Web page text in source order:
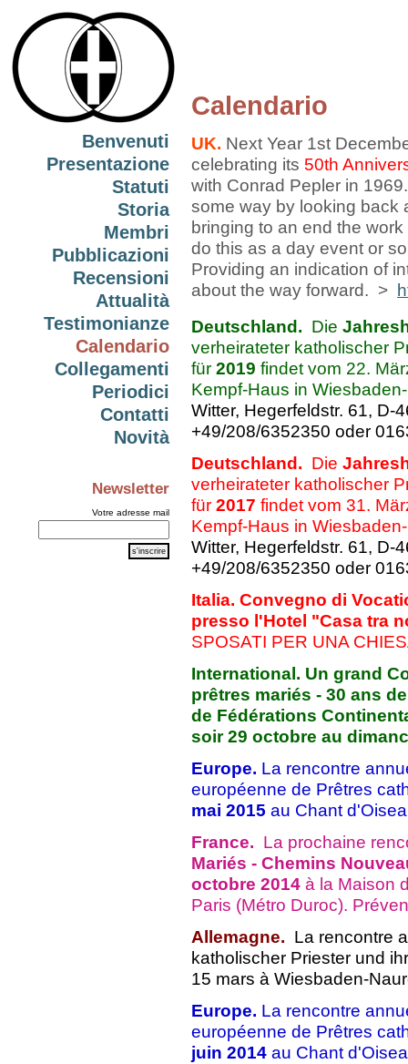
Benvenuti
Presentazione
Statuti
Storia
Membri
Pubblicazioni
Recensioni
Attualità
Testimonianze
Calendario
Collegamenti
Periodici
Contatti
Novità
Newsletter
Votre adresse mail
Calendario
UK. Next Year 1st
celebrating its 50th
with Conrad Pepler in
some way by looking back
bringing to an end the
do this as a day event or
Providing an indication of
about the way forward. >
Deutschland. Die
verheirateter katholischer
für 2019 findet vom 22.
Kempf-Haus in
Witter, Hegerfeldstr. 61, D-
+49/208/6352350 oder
Deutschland. Die
verheirateter katholischer
für 2017 findet vom 31.
Kempf-Haus in
Witter, Hegerfeldstr. 61, D-
+49/208/6352350 oder
Italia. Convegno di
presso l'Hotel "Casa tra
SPOSATI PER UNA
International. Un grand
prêtres mariés - 30 ans
de Fédérations
soir 29 octobre au
Europe. La rencontre
européenne de Prêtres
mai 2015 au Chant
France. La prochaine
Mariés - Chemins
octobre 2014 à la Maison
Paris (Métro Duroc).
Allemagne. La rencontre
katholischer Priester und
15 mars à Wiesbaden-
Europe. La rencontre
européenne de Prêtres
juin 2014 au Chant